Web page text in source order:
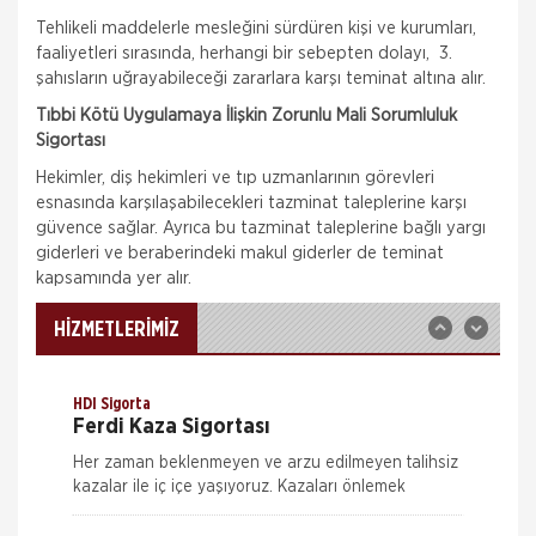
Tehlikeli maddelerle mesleğini sürdüren kişi ve kurumları,
faaliyetleri sırasında, herhangi bir sebepten dolayı, 3.
şahısların uğrayabileceği zararlara karşı teminat altına alır.
Tıbbi Kötü Uygulamaya İlişkin Zorunlu Mali Sorumluluk
Sigortası
Hekimler, diş hekimleri ve tıp uzmanlarının görevleri
esnasında karşılaşabilecekleri tazminat taleplerine karşı
güvence sağlar. Ayrıca bu tazminat taleplerine bağlı yargı
giderleri ve beraberindeki makul giderler de teminat
kapsamında yer alır.
HİZMETLERİMİZ
Aksigorta
Zorunlu Deprem Sigortası
Zorunlu Deprem Sigortası depremin, deprem
sonucu yangın, infilak, tsunami ve yer kaymasının
sigortalı binalarda neden olacağı hasarlara karşı
güvence sağlar. Teminatı Doğal Afetler
Aksigorta
İş Yeri Sigortası
İş yeri Paket Sigortası siz iş yeri sahipleri
düşünülerek mümkün olan tüm riskleri en ekonomik
HDI Sigorta
Ferdi Kaza Sigortası
Her zaman beklenmeyen ve arzu edilmeyen talihsiz
kazalar ile iç içe yaşıyoruz. Kazaları önlemek
mümkün ama ne kadar dikkat edersek edelim